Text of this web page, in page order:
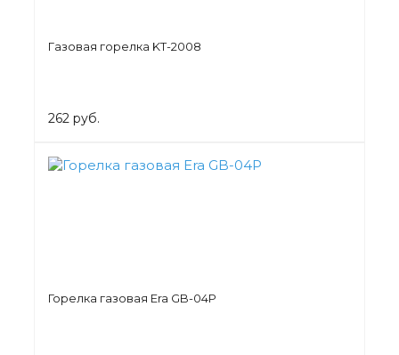
Газовая горелка KT-2008
262 руб.
Горелка газовая Era GB-04P